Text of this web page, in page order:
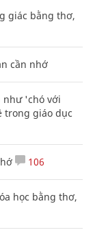
giác bằng thơ,
cần nhớ
như 'chó với
trong giáo dục
106
học bằng thơ,